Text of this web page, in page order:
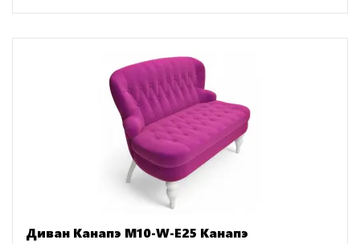
Диван Канапэ M10-W-E25 Канапэ